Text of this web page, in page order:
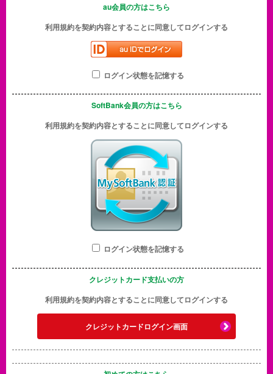
au会員の方はこちら
利用規約を契約内容とすることに同意してログインする
ログイン状態を記憶する
SoftBank会員の方はこちら
利用規約を契約内容とすることに同意してログインする
ログイン状態を記憶する
クレジットカード支払いの方
利用規約を契約内容とすることに同意してログインする
クレジットカードログイン画面